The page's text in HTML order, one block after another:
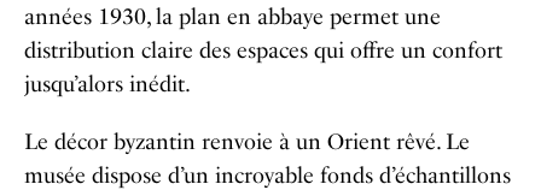
années 1930, la plan en abbaye permet une
distribution claire des espaces qui offre un confort
jusqu’alors inédit.
Le décor byzantin renvoie à un Orient rêvé. Le
musée dispose d’un incroyable fonds d’échantillons